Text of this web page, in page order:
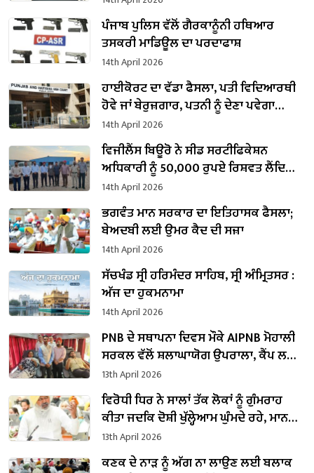
ਪੰਜਾਬ ਪੁਲਿਸ ਵੱਲੋਂ ਗੈਰਕਾਨੂੰਨੀ ਹਥਿਆਰ
ਤਸਕਰੀ ਮਾਡਿਊਲ ਦਾ ਪਰਦਾਫਾਸ਼
14th April 2026
ਹਾਈਕੋਰਟ ਦਾ ਵੱਡਾ ਫੈਸਲਾ, ਪਤੀ ਵਿਦਿਆਰਥੀ
ਹੋਵੇ ਜਾਂ ਬੇਰੁਜ਼ਗਾਰ, ਪਤਨੀ ਨੂੰ ਦੇਣਾ ਪਵੇਗਾ
ਗੁਜ਼ਾਰਾ ਭੱਤਾ
14th April 2026
ਵਿਜੀਲੈਂਸ ਬਿਊਰੋ ਨੇ ਸੀਡ ਸਰਟੀਫਿਕੇਸ਼ਨ
ਅਧਿਕਾਰੀ ਨੂੰ 50,000 ਰੁਪਏ ਰਿਸ਼ਵਤ ਲੈਂਦਿਆਂ
ਰੰਗੇ ਹੱਥੀਂ ਕੀਤਾ ਕਾਬੂ
14th April 2026
ਭਗਵੰਤ ਮਾਨ ਸਰਕਾਰ ਦਾ ਇਤਿਹਾਸਕ ਫੈਸਲਾ;
ਬੇਅਦਬੀ ਲਈ ਉਮਰ ਕੈਦ ਦੀ ਸਜ਼ਾ
14th April 2026
ਸੱਚਖੰਡ ਸ੍ਰੀ ਹਰਿਮੰਦਰ ਸਾਹਿਬ, ਸ੍ਰੀ ਅੰਮ੍ਰਿਤਸਰ :
ਅੱਜ ਦਾ ਹੁਕਮਨਾਮਾ
14th April 2026
PNB ਦੇ ਸਥਾਪਨਾ ਦਿਵਸ ਮੌਕੇ AIPNB ਮੋਹਾਲੀ
ਸਰਕਲ ਵੱਲੋਂ ਸ਼ਲਾਘਾਯੋਗ ਉਪਰਾਲਾ, ਕੈਂਪ ਲਗਾ
ਕੇ 52 ਯੂਨਿਟ ਖ਼ੂਨਦਾਨ ਕੀਤਾ
13th April 2026
ਵਿਰੋਧੀ ਧਿਰ ਨੇ ਸਾਲਾਂ ਤੱਕ ਲੋਕਾਂ ਨੂੰ ਗੁੰਮਰਾਹ
ਕੀਤਾ ਜਦਕਿ ਦੋਸ਼ੀ ਖੁੱਲ੍ਹੇਆਮ ਘੁੰਮਦੇ ਰਹੇ, ਮਾਨ
ਸਰਕਾਰ ਇਤਿਹਾਸਕ ਸੋਧ ਰਾਹੀਂ ਜਵਾਬਦੇਹੀ ਤੈਅ
ਕਰ ਰਹੀ ਹੈ : ਹਰਪਾਲ ਸਿੰਘ ਚੀਮਾ
13th April 2026
ਕਣਕ ਦੇ ਨਾੜ ਨੂੰ ਅੱਗ ਨਾ ਲਾਉਣ ਲਈ ਬਲਾਕ